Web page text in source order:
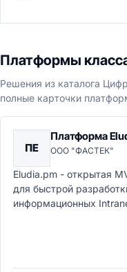
Платформы
Решения из каталога
полные карточки
ПE
Платформа
ООО "ФАСТЕК"
Eludia.pm - открытая
для быстрой
информационных